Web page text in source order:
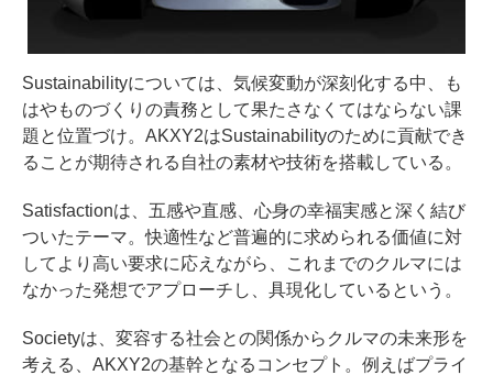
Sustainabilityについては、気候変動が深刻化する中、も
はやものづくりの責務として果たさなくてはならない課
題と位置づけ。AKXY2はSustainabilityのために貢献でき
ることが期待される自社の素材や技術を搭載している。
Satisfactionは、五感や直感、心身の幸福実感と深く結び
ついたテーマ。快適性など普遍的に求められる価値に対
してより高い要求に応えながら、これまでのクルマには
なかった発想でアプローチし、具現化しているという。
Societyは、変容する社会との関係からクルマの未来形を
考える、AKXY2の基幹となるコンセプト。例えばプライ